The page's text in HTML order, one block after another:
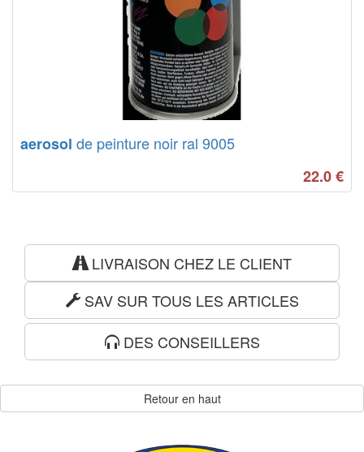
aerosol de peinture noir ral 9005
22.0€
LIVRAISON CHEZ LE CLIENT
SAV SUR TOUS LES ARTICLES
DES CONSEILLERS
Retour en haut